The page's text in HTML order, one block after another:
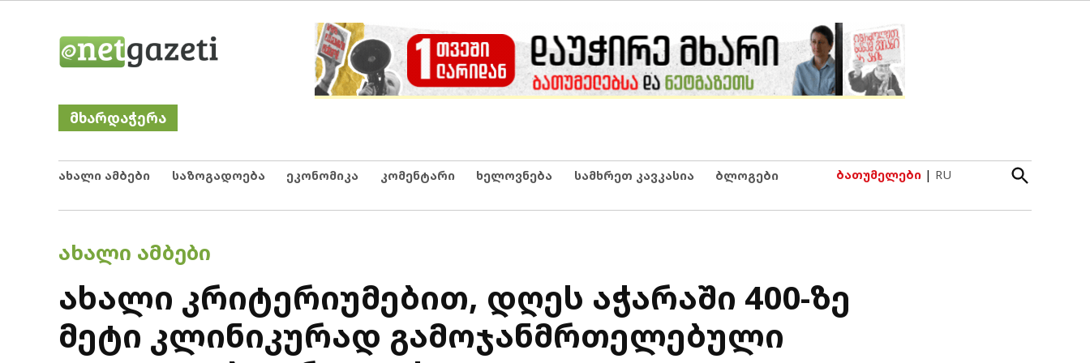
Netgazeti
მხარდაჭერა
ახალი ამბები საზოგადოება ეკონომიკა კომენტარი ხელოვნება სამხრეთ კავკასია ბლოგები ბათუმელები | RU
Open
Search
POSTED
ᲐᲮᲐᲚᲘ ᲐᲛᲑᲔᲑᲘ
ახალი კრიტერიუმებით, დღეს აჭარაში 400-ზე
მეტი კლინიკურად გამოჯანმრთელებული